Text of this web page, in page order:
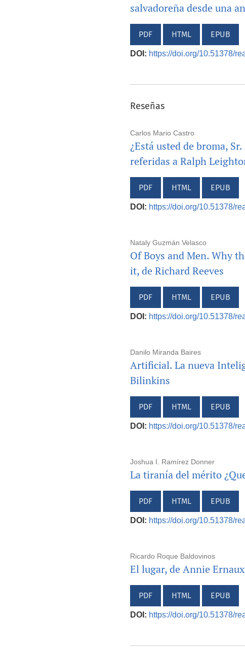
salvadoreña desde una
PDF HTML EPUB
DOI: https://doi.org/10.51378/
Reseñas
Carlos Mario Castro
¿Está usted de broma,
referidas a Ralph
PDF HTML EPUB
DOI: https://doi.org/10.51378/
Nataly Guzmán Velasco
Of Boys and Men. Why
it, de Richard Reeves
PDF HTML EPUB
DOI: https://doi.org/10.51378/
Danilo Miranda Baires
Artificial. La nueva
Bilinkins
PDF HTML EPUB
DOI: https://doi.org/10.51378/
Joshua I. Ramírez Donner
La tiranía del mérito
PDF HTML EPUB
DOI: https://doi.org/10.51378/
Ricardo Roque Baldovinos
El lugar, de Annie Ernaux
PDF HTML EPUB
DOI: https://doi.org/10.51378/